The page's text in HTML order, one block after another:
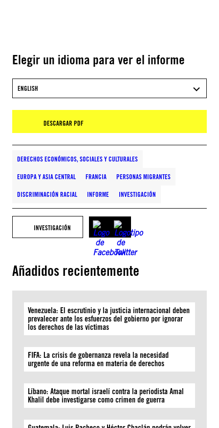
Elegir un idioma para ver el informe
ENGLISH
DESCARGAR PDF
DERECHOS ECONÓMICOS, SOCIALES Y CULTURALES
EUROPA Y ASIA CENTRAL FRANCIA PERSONAS MIGRANTES
DISCRIMINACIÓN RACIAL INFORME INVESTIGACIÓN
INVESTIGACIÓN
Añadidos recientemente
Venezuela: El escrutinio y la justicia internacional deben
prevalecer ante los esfuerzos del gobierno por ignorar
los derechos de las víctimas
FIFA: La crisis de gobernanza revela la necesidad
urgente de una reforma en materia de derechos
Líbano: Ataque mortal israelí contra la periodista Amal
Khalil debe investigarse como crimen de guerra